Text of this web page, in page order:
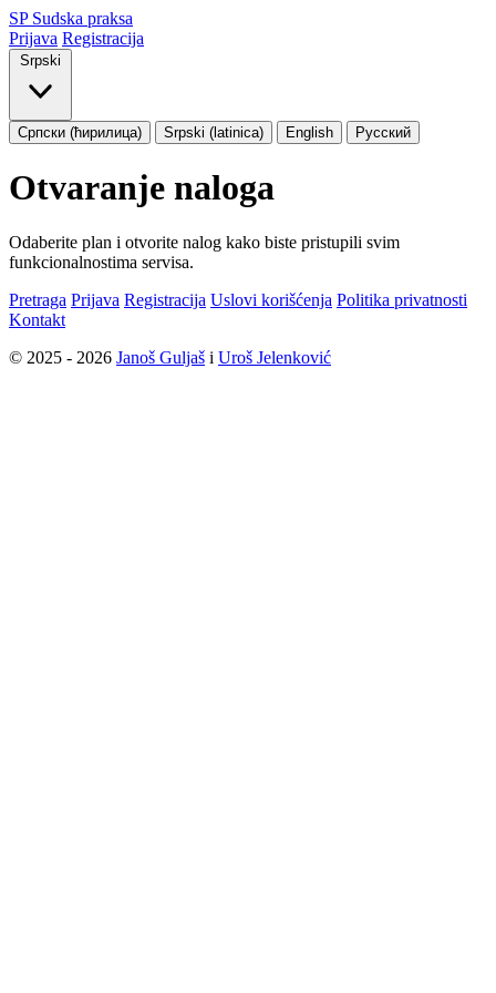
SP Sudska praksa
Prijava Registracija
Srpski
Српски (ћирилица) Srpski (latinica) English Русский
Otvaranje naloga
Odaberite plan i otvorite nalog kako biste pristupili svim
funkcionalnostima servisa.
Pretraga Prijava Registracija Uslovi korišćenja Politika privatnosti
Kontakt
© 2025 - 2026 Janoš Guljaš i Uroš Jelenković